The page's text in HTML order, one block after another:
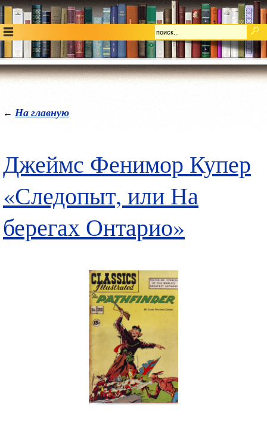
← На главную
Джеймс Фенимор Купер
«Следопыт, или На
берегах Онтарио»